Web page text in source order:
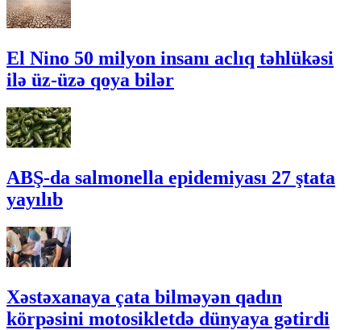
El Nino 50 milyon insanı aclıq təhlükəsi
ilə üz-üzə qoya bilər
ABŞ-da salmonella epidemiyası 27 ştata
yayılıb
Xəstəxanaya çata bilməyən qadın
körpəsini motosikletdə dünyaya gətirdi